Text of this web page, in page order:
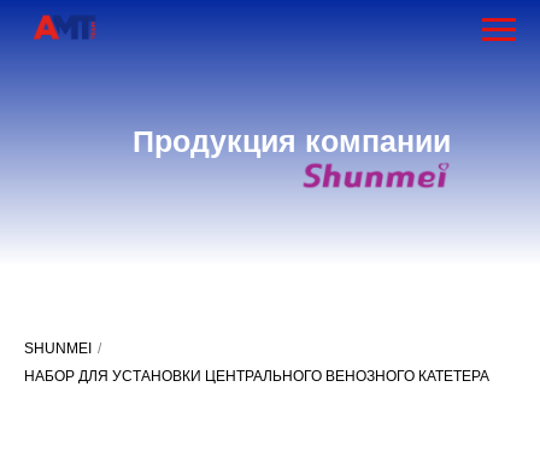
Продукция компании
SHUNMEI /
НАБОР ДЛЯ УСТАНОВКИ ЦЕНТРАЛЬНОГО ВЕНОЗНОГО КАТЕТЕРА